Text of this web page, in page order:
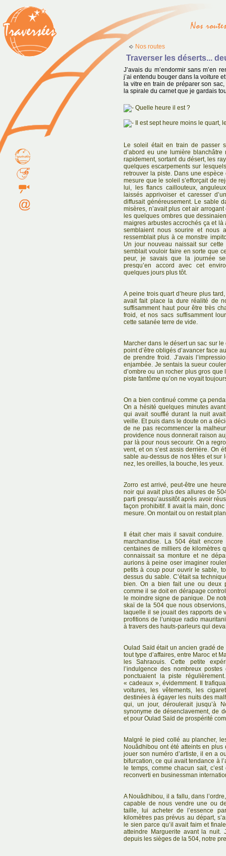
Nos routes
Traverser les déserts...
J’avais du m’endormir sans m’en
j’ai entendu bouger dans la voiture
la vitre en train de préparer son
la spirale du carnet que je gardais
Quelle heure il est ?
Il est sept heure moins le quart,
Le soleil était en train de passer
d’abord eu une lumière
rapidement, sortant du désert, les
quelques escarpements sur
retrouver la piste. Dans une
mesure que le soleil s’efforçait de
lui, les flancs caillouteux,
laissés apprivoiser et caresser
diffusait généreusement. Le sable
misères, n’avait plus cet air
les quelques ombres que
maigres arbustes accrochés ça et
semblaient nous sourire et nous
ressemblait plus à ce monstre
Un jour nouveau naissait sur
semblait vouloir faire en sorte que
peur, je savais que la journée
presqu’en accord avec cet
quelques jours plus tôt.
A peine trois quart d’heure plus
avait fait place la dure réalité de
suffisamment haut pour être très
froid, et nos sacs suffisamment
cette satanée terre de vide.
Marcher dans le désert un sac sur
point d’être obligés d’avancer face
de prendre froid. J’avais
enjambée. Je sentais la sueur
d’ombre ou un rocher plus gros que
piste fantôme qu’on ne voyait
On a bien continué comme ça
On a hésité quelques minutes
qui avait soufflé durant la nuit
veille. Et puis dans le doute on a
de ne pas recommencer la
providence nous donnerait raison
par là pour nous secourir. On a
vent, et on s’est assis derrière. On
sable au-dessus de nos têtes et sur
nez, les oreilles, la bouche, les yeux.
Zorro est arrivé, peut-être une
noir qui avait plus des allures de
parti presqu’aussitôt après avoir
façon prohibitif. Il avait la main,
mesure. On montait ou on restait
Il était cher mais il savait
marchandise. La 504 était
centaines de milliers de kilomètres
connaissait sa monture et ne
aurions à peine oser imaginer
petits à coup pour ouvrir le sable,
dessus du sable. C’était sa
bien. On a bien fait une ou deux
comme il se doit en dérapage
le moindre signe de panique. De
skaï de la 504 que nous
laquelle il se jouait des rapports de
profitions de l’unique radio
à travers des hauts-parleurs qui
Oulad Saïd était un ancien gradé de
tout type d’affaires, entre Maroc et
les Sahraouis. Cette petite
l’indulgence des nombreux
ponctuaient la piste
« cadeaux », évidemment. Il
voitures, les vêtements, les
destinées à égayer les nuits des
qui, un jour, déroulerait jusqu’à
synonyme de désenclavement, de
et pour Oulad Saïd de prospérité
Malgré le pied collé au plancher,
Nouâdhibou ont été atteints en plus
jouer son numéro d’artiste, il en a
bifurcation, ce qui avait tendance à
le temps, comme chacun sait,
reconverti en businessman
A Nouâdhibou, il a fallu, dans
capable de nous vendre une ou
taille, lui acheter de l’essence
kilomètres pas prévus au départ,
le sien parce qu’il avait faim et
atteindre Marguerite avant la nuit.
depuis les sièges de la 504, notre